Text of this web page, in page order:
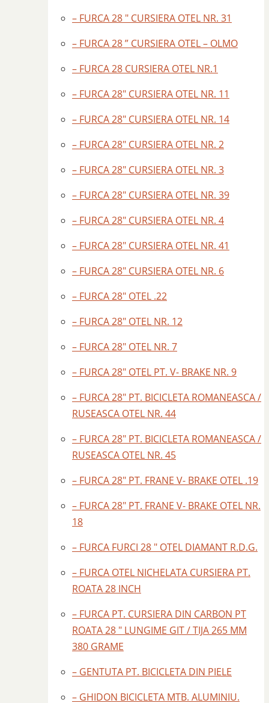
– FURCA 28 " CURSIERA OTEL NR. 31
– FURCA 28 ” CURSIERA OTEL – OLMO
– FURCA 28 CURSIERA OTEL NR.1
– FURCA 28″ CURSIERA OTEL NR. 11
– FURCA 28″ CURSIERA OTEL NR. 14
– FURCA 28″ CURSIERA OTEL NR. 2
– FURCA 28″ CURSIERA OTEL NR. 3
– FURCA 28″ CURSIERA OTEL NR. 39
– FURCA 28″ CURSIERA OTEL NR. 4
– FURCA 28″ CURSIERA OTEL NR. 41
– FURCA 28″ CURSIERA OTEL NR. 6
– FURCA 28″ OTEL .22
– FURCA 28″ OTEL NR. 12
– FURCA 28″ OTEL NR. 7
– FURCA 28″ OTEL PT. V- BRAKE NR. 9
– FURCA 28″ PT. BICICLETA ROMANEASCA /
RUSEASCA OTEL NR. 44
– FURCA 28″ PT. BICICLETA ROMANEASCA /
RUSEASCA OTEL NR. 45
– FURCA 28″ PT. FRANE V- BRAKE OTEL .19
– FURCA 28″ PT. FRANE V- BRAKE OTEL NR.
18
– FURCA FURCI 28 " OTEL DIAMANT R.D.G.
– FURCA OTEL NICHELATA CURSIERA PT.
ROATA 28 INCH
– FURCA PT. CURSIERA DIN CARBON PT
ROATA 28 " LUNGIME GIT / TIJA 265 MM
380 GRAME
– GENTUTA PT. BICICLETA DIN PIELE
– GHIDON BICICLETA MTB. ALUMINIU.